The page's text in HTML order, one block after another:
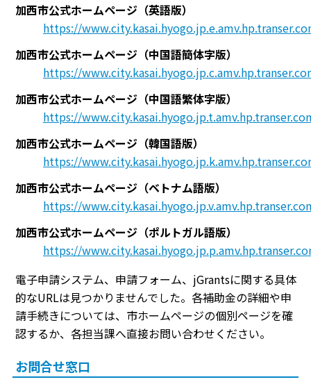
加西市公式ホームページ（英語版）
https://
加西市公式ホームページ（中国語簡体字版）
https://
加西市公式ホームページ（中国語繁体字版）
https://
加西市公式ホームページ（韓国語版）
https://
加西市公式ホームページ（ベトナム語版）
https://
加西市公式ホームページ（ポルトガル語版）
https://
電子申請システム、申請フォーム、jGrantsに関する具体
的なURLは見つかりませんでした。各補助金の詳細や申
請手続きについては、市ホームページの個別ページを確
認するか、各担当課へ直接お問い合わせください。
お問合せ窓口